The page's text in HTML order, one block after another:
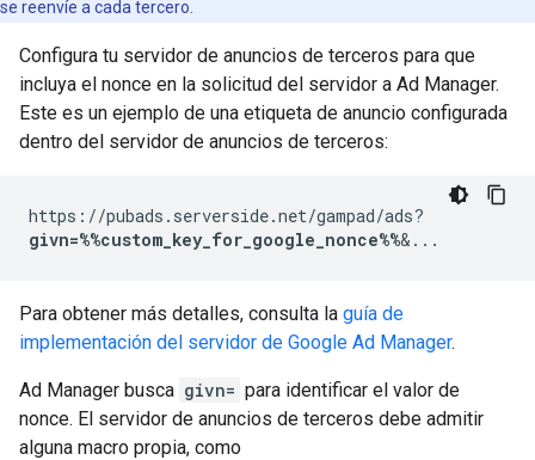
se reenvíe a cada tercero.
Configura tu servidor de anuncios de terceros para que
incluya el nonce en la solicitud del servidor a Ad Manager.
Este es un ejemplo de una etiqueta de anuncio configurada
dentro del servidor de anuncios de terceros:
https://pubads.serverside.net/gampad/ads?
givn=%%custom_key_for_google_nonce%%&...
Para obtener más detalles, consulta la guía de
implementación del servidor de Google Ad Manager.
Ad Manager busca givn= para identificar el valor de
nonce. El servidor de anuncios de terceros debe admitir
alguna macro propia, como